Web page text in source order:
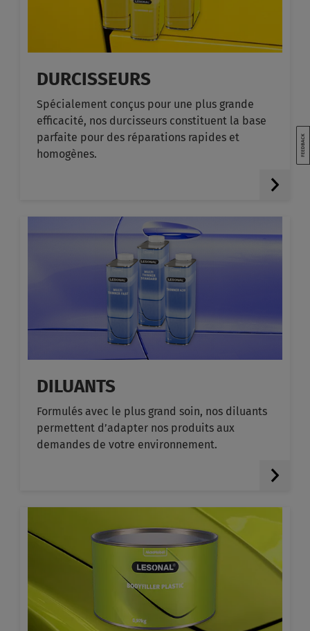
DURCISSEURS
Spécialement conçus pour une plus grande
efficacité, nos durcisseurs constituent la base
parfaite pour des réparations rapides et
homogènes.
DILUANTS
Formulés avec le plus grand soin, nos diluants
permettent d’adapter nos produits aux
demandes de votre environnement.